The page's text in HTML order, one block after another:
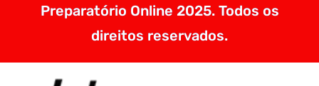
Preparatório Online 2025. Todos os
direitos reservados.